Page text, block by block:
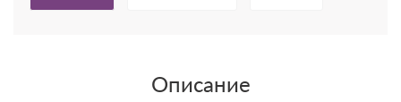
Описание